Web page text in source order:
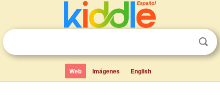
Web Imágenes English